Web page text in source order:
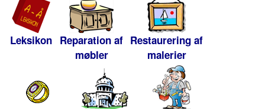
Leksikon Reparation af
møbler
Restaurering af
malerier